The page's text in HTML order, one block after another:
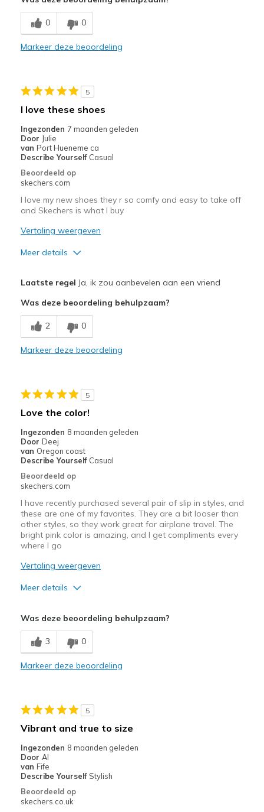
Goede demping
Leuk model
Maat
Lijkt goed van maat
View On Shoes
Schoenen zijn om te dragen
0 0
Markeer deze beoordeling
5
I love these shoes
Ingezonden 7 maanden geleden
Door Julie
van Port Hueneme ca
Describe Yourself Casual
Beoordeeld op
skechers.com
I love my new shoes they r so comfy and easy to take off
and Skechers is what I buy
Vertaling weergeven
Meer details
Breathe Well
Comfortable
Casual Wear
Width
Feels true to width
Sizing
View On Shoes
Shoes are for Wearing
Laatste regel Ja, ik zou aanbevelen aan een vriend
Was deze beoordeling behulpzaam?
2 0
Markeer deze beoordeling
5
Love the color!
Ingezonden 8 maanden geleden
Door Deej
van Oregon coast
Describe Yourself Casual
Beoordeeld op
skechers.com
I have recently purchased several pair of slip in styles, and
these are one of my favorites. They are a bit looser than
other styles, so they work great for airplane travel. The
bright pink color is amazing, and I get compliments every
where I go
Vertaling weergeven
Meer details
Comfortable
Stylish
Casual Wear
Width
Sizing
Feels true to size
View On Shoes
Was deze beoordeling behulpzaam?
3 0
Markeer deze beoordeling
5
Vibrant and true to size
Ingezonden 8 maanden geleden
Door Al
van Fife
Describe Yourself Stylish
Beoordeeld op
skechers.co.uk